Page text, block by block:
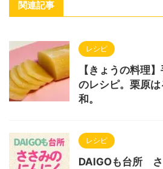
関連記事
レシピ
【きょうの料理
のレシピ。栗原
和。
レシピ
DAIGOも台所 さ